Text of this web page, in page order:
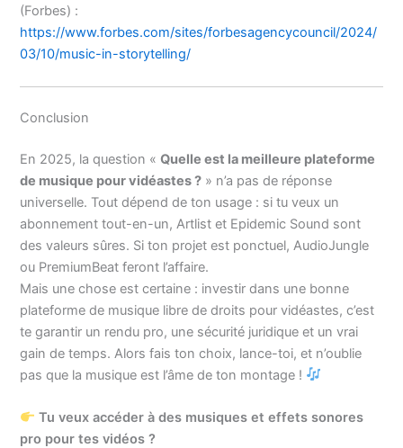
(Forbes) :
https://www.forbes.com/sites/forbesagencycouncil/2024/
03/10/music-in-storytelling/
Conclusion
En 2025, la question «Quelle est la meilleure plateforme
de musique pour vidéastes ? » n’a pas de réponse
universelle. Tout dépend de ton usage : si tu veux un
abonnement tout-en-un, Artlist et Epidemic Sound sont
des valeurs sûres. Si ton projet est ponctuel, AudioJungle
ou PremiumBeat feront l’affaire.
Mais une chose est certaine : investir dans une bonne
plateforme de musique libre de droits pour vidéastes, c’est
te garantir un rendu pro, une sécurité juridique et un vrai
gain de temps. Alors fais ton choix, lance-toi, et n’oublie
pas que la musique est l’âme de ton montage !
Tu veux accéder à des musiques et effets sonores
pro pour tes vidéos ?